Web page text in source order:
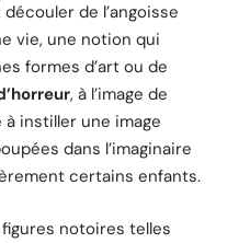
de l’angoisse
vie, une notion qui
formes d’art ou de
, à l’image de
à instiller une image
dans l’imaginaire
certains enfants.
notoires telles